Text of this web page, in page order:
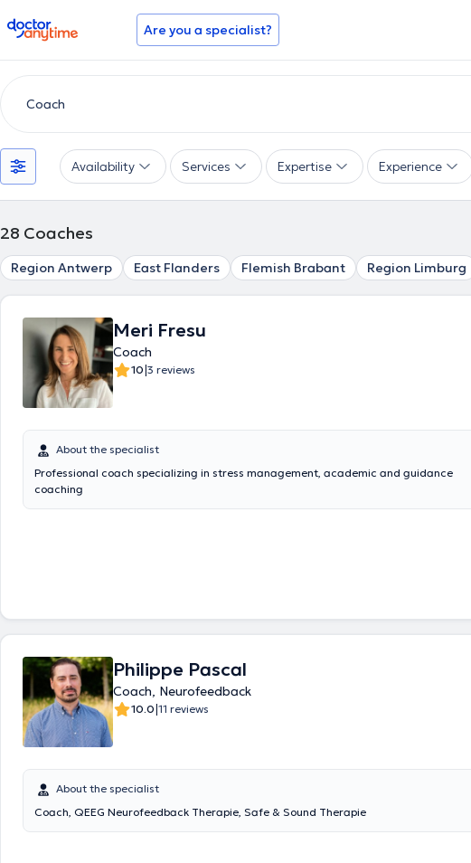
doctoranytime Are you a specialist?
Availability Services Expertise Experience
28 Coaches
Region Antwerp East Flanders Flemish Brabant Region Limburg
Meri Fresu
Coach
10|3 reviews
About the specialist
Professional coach specializing in stress management, academic and guidance
coaching
Philippe Pascal
Coach, Neurofeedback
10.0|11 reviews
About the specialist
Coach, QEEG Neurofeedback Therapie, Safe & Sound Therapie